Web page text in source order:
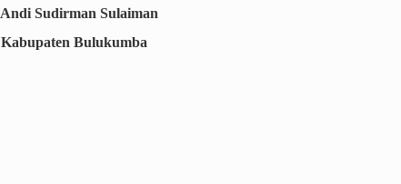
Andi Sudirman Sulaiman
Kabupaten Bulukumba